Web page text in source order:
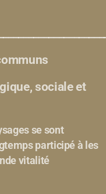
sociale et
se sont
participé à les
vitalité